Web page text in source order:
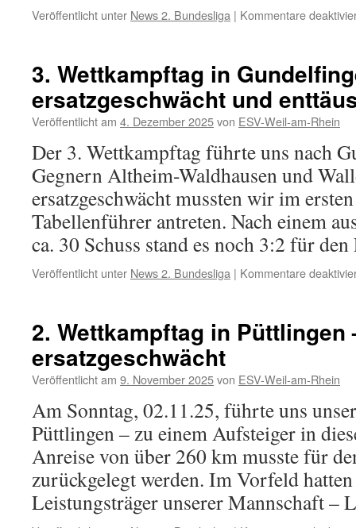
Veröffentlicht unter News 2. Bundesliga | Kommentare
3. Wettkampftag in
ersatzgeschwächt und
Veröffentlicht am 4. Dezember 2025von ESV-Weil-am-Rhein
Der 3. Wettkampftag führte uns nach
Gegnern Altheim-Waldhausen und
ersatzgeschwächt mussten wir im
Tabellenführer antreten. Nach einem
ca. 30 Schuss stand es noch 3:2 für
Veröffentlicht unter News 2. Bundesliga | Kommentare
2. Wettkampftag in Püttlingen
ersatzgeschwächt
Veröffentlicht am 9. November 2025von ESV-Weil-am-Rhein
Am Sonntag, 02.11.25, führte uns
Püttlingen – zu einem Aufsteiger in
Anreise von über 260 km musste für
zurückgelegt werden. Im Vorfeld
Leistungsträger unserer Mannschaft